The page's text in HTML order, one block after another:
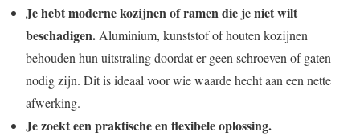
Je hebt moderne kozijnen of ramen die je niet wilt
beschadigen.Aluminium, kunststof of houten kozijnen
behouden hun uitstraling doordat er geen schroeven of gaten
nodig zijn. Dit is ideaal voor wie waarde hecht aan een nette
afwerking.
Je zoekt een praktische en flexibele oplossing.